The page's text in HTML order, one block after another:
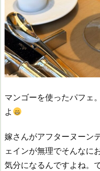
マンゴーを使ったパフェ
よ
嫁さんがアフターヌーン
ェインが無理でそんなに
気分になるんですよね。